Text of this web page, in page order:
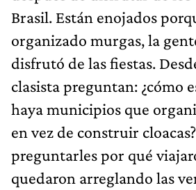
Brasil. Están enojados
organizado murgas, la
disfrutó de las fiestas.
clasista preguntan: ¿cómo
haya municipios que
en vez de construir
preguntarles por qué
quedaron arreglando las